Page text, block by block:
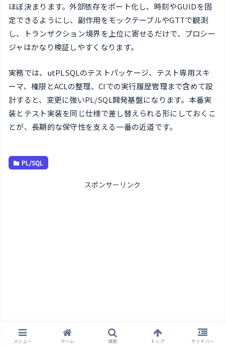
ほぼ決まります。外部依存をポート化し、時刻やGUIDを固
定できるようにし、副作用をモックテーブルやGTTで観測
し、トランザクション境界を上位に寄せるだけで、プロシー
ジャはかなり検証しやすくなります。
実務では、utPLSQLのテストパッケージ、テスト専用スキ
ーマ、権限とACLの整理、CIでの実行履歴管理まで含めて設
計すると、変更に強いPL/SQL開発基盤になります。本番実
装とテスト実装を同じ仕様で差し替えられる形にしておくこ
とが、長期的な保守性を支える一番の近道です。
PL/SQL
スポンサーリンク
メニュー ホーム 検索 トップ サイドバー